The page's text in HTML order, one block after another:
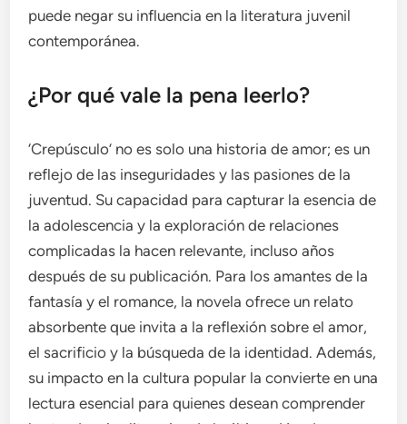
puede negar su influencia en la literatura juvenil
contemporánea.
¿Por qué vale la pena leerlo?
‘Crepúsculo’ no es solo una historia de amor; es un
reflejo de las inseguridades y las pasiones de la
juventud. Su capacidad para capturar la esencia de
la adolescencia y la exploración de relaciones
complicadas la hacen relevante, incluso años
después de su publicación. Para los amantes de la
fantasía y el romance, la novela ofrece un relato
absorbente que invita a la reflexión sobre el amor,
el sacrificio y la búsqueda de la identidad. Además,
su impacto en la cultura popular la convierte en una
lectura esencial para quienes desean comprender